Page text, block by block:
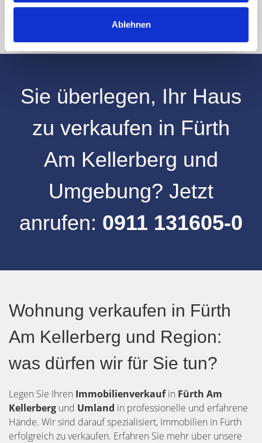
Ablehnen
Absenden
Sie überlegen, Ihr Haus
zu verkaufen in Fürth
Am Kellerberg und
Umgebung? Jetzt
anrufen: 0911 131605-0
Wohnung verkaufen in Fürth
Am Kellerberg und Region:
was dürfen wir für Sie tun?
Legen Sie Ihren Immobilienverkaufin Fürth Am
Kellerberg und Umland in professionelle und erfahrene
Hände. Wir sind darauf spezialisiert, Immobilien in Fürth
erfolgreich zu verkaufen. Erfahren Sie mehr über unsere